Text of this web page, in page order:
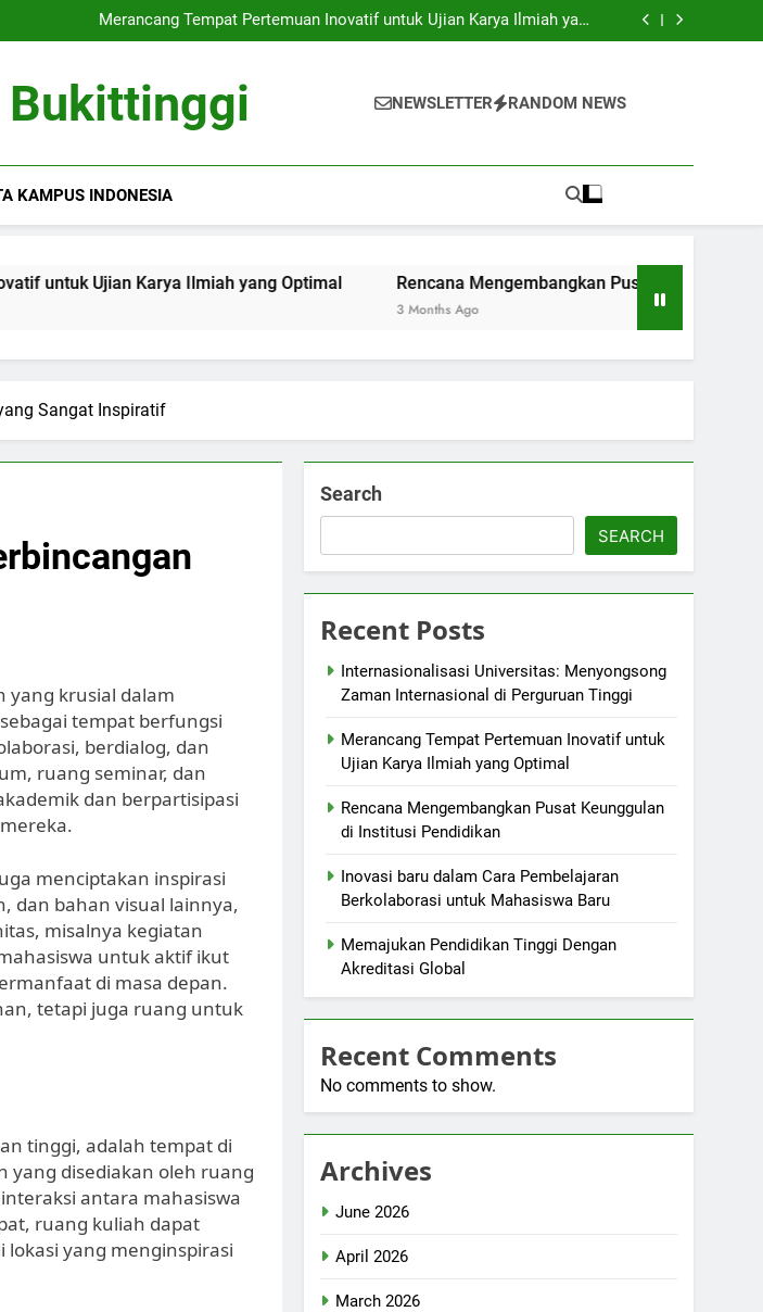
Perguruan Tinggi
Merancang Tempat Pertemuan Inovatif untuk Ujian Karya Ilmiah yang
Optimal
Rencana Mengembangkan Pusat Keunggulan di Institusi Pendidikan
Perguruan Tinggi
Merancang Tempat Pertemuan Inovatif untuk Ujian Karya Ilmiah yang
Rencana Mengembangkan Pusat Keunggulan di Institusi Pendidikan
Bukittinggi NEWSLETTER RANDOM NEWS
KAMPUS INDONESIA
Karya Ilmiah yang Optimal Rencana Mengembangkan Pusat Keunggulan di Institusi
Sangat Inspiratif
yang krusial dalam
tempat berfungsi
berdialog, dan
ruang seminar, dan
dan berpartisipasi
menciptakan inspirasi
dan bahan visual lainnya,
misalnya kegiatan
untuk aktif ikut
di masa depan.
tetapi juga ruang untuk
tinggi, adalah tempat di
yang disediakan oleh ruang
antara mahasiswa
ruang kuliah dapat
yang menginspirasi
Search
SEARCH
Recent Posts
Internasionalisasi Universitas: Menyongsong
Zaman Internasional di Perguruan Tinggi
Merancang Tempat Pertemuan Inovatif untuk
Ujian Karya Ilmiah yang Optimal
Rencana Mengembangkan Pusat Keunggulan
di Institusi Pendidikan
Inovasi baru dalam Cara Pembelajaran
Berkolaborasi untuk Mahasiswa Baru
Memajukan Pendidikan Tinggi Dengan
Akreditasi Global
Recent Comments
No comments to show.
Archives
June 2026
April 2026
March 2026